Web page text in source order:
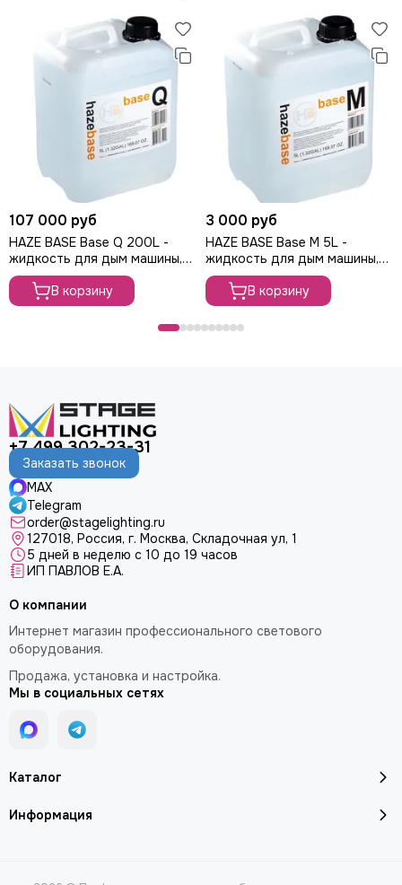
СТРОЙЦИРК
107 000 руб
HAZE BASE Base Q 200L -
жидкость для дым машины,
бочка 200 литров
В корзину
3 000 руб
HAZE BASE Base M 5L -
жидкость для дым машины,
канистра 5 литров
В корзину
+7 499 302-23-31
Заказать звонок
MAX
Telegram
order@stagelighting.ru
127018, Россия, г. Москва, Складочная ул, 1
5 дней в неделю с 10 до 19 часов
ИП ПАВЛОВ Е.А.
Каталог
Информация
О компании
Интернет магазин профессионального светового
оборудования.
Продажа, установка и настройка.
Мы в социальных сетях